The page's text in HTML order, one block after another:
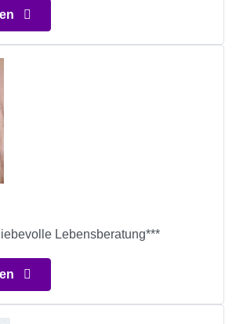
Lebensberatung***